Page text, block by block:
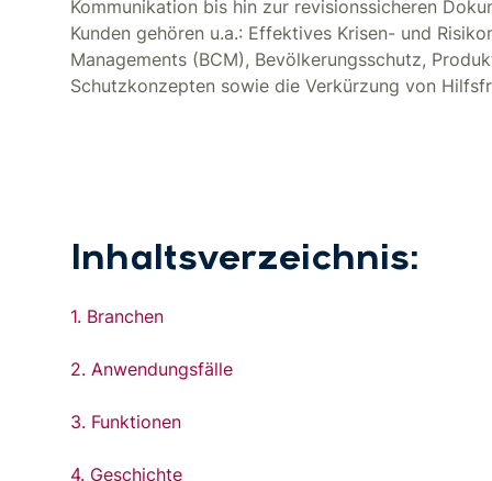
Kommunikation bis hin zur revisionssicheren
Kunden gehören u.a.: Effektives Krisen- und
Managements (BCM), Bevölkerungsschutz,
Schutzkonzepten sowie die Verkürzung von
Inhaltsverzeichnis:
1. Branchen
2. Anwendungsfälle
3. Funktionen
4. Geschichte